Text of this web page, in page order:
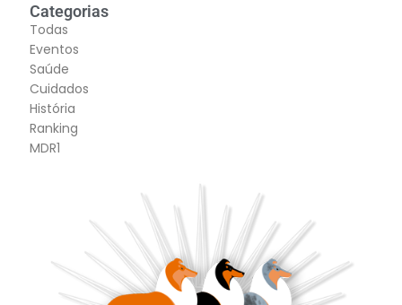
Categorias
Todas
Eventos
Saúde
Cuidados
História
Ranking
MDR1